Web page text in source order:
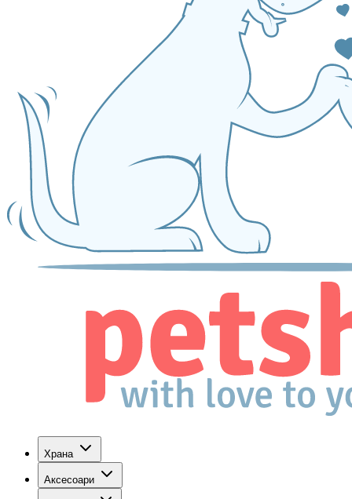
Храна
Аксесоари